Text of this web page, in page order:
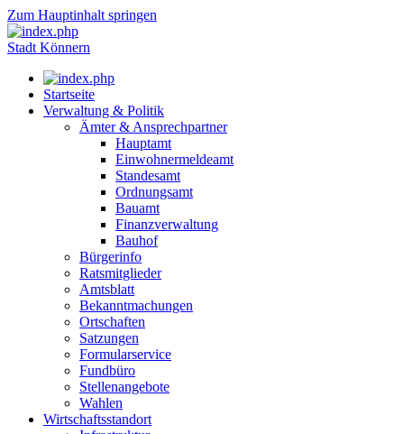
Zum Hauptinhalt springen
Stadt Könnern
Startseite
Verwaltung & Politik
Ämter & Ansprechpartner
Hauptamt
Einwohnermeldeamt
Standesamt
Ordnungsamt
Bauamt
Finanzverwaltung
Bauhof
Bürgerinfo
Ratsmitglieder
Amtsblatt
Bekanntmachungen
Ortschaften
Satzungen
Formularservice
Fundbüro
Stellenangebote
Wahlen
Wirtschaftsstandort